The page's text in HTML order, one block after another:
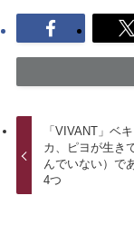
「VIVANT」ベ
カ、ピヨが生き
んでいない）で
4つ